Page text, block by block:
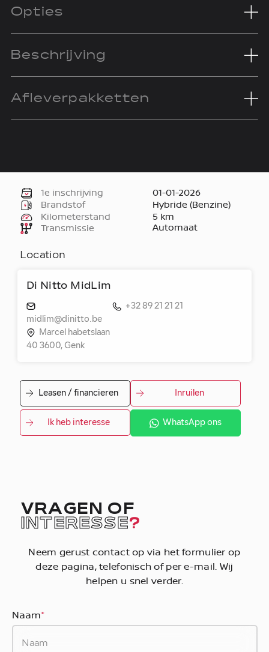
Opties
Beschrijving
Afleverpakketten
1e inschrijving
01-01-2026
Brandstof
Hybride (Benzine)
Kilometerstand
5 km
Transmissie
Automaat
Location
Di Nitto MidLim
midlim@dinitto.be
+32 89 21 21 21
Marcel habetslaan
40 3600, Genk
Leasen / financieren Inruilen
Ik heb interesse WhatsApp ons
VRAGEN OF
INTERESSE?
Neem gerust contact op via het formulier op
deze pagina, telefonisch of per e-mail. Wij
helpen u snel verder.
Naam*